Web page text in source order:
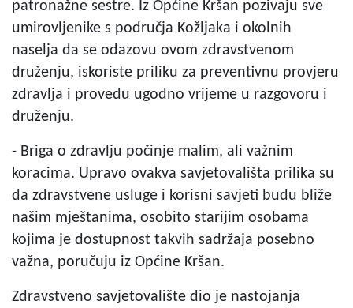
patronažne sestre. Iz Općine Kršan pozivaju sve
umirovljenike s područja Kožljaka i okolnih
naselja da se odazovu ovom zdravstvenom
druženju, iskoriste priliku za preventivnu provjeru
zdravlja i provedu ugodno vrijeme u razgovoru i
druženju.
- Briga o zdravlju počinje malim, ali važnim
koracima. Upravo ovakva savjetovališta prilika su
da zdravstvene usluge i korisni savjeti budu bliže
našim mještanima, osobito starijim osobama
kojima je dostupnost takvih sadržaja posebno
važna, poručuju iz Općine Kršan.
Zdravstveno savjetovalište dio je nastojanja